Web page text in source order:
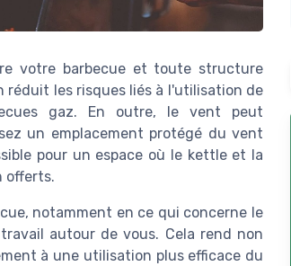
votre barbecue et toute structure
réduit les risques liés à l'utilisation de
gaz. En outre, le vent peut
un emplacement protégé du vent
pour un espace où le kettleet la
offerts.
notamment en ce qui concerne le
autour de vous. Cela rend non
à une utilisation plus efficace du